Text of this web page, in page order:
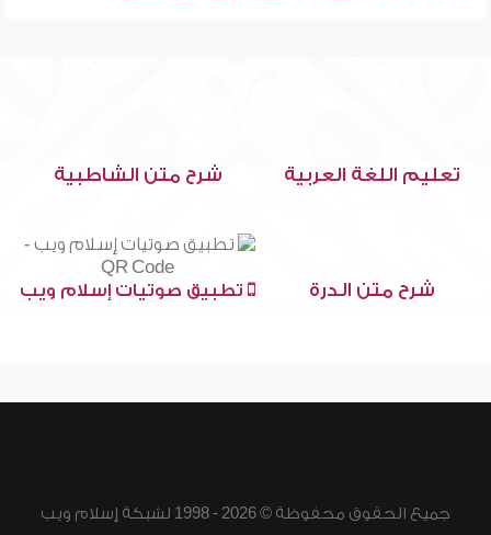
تعليم اللغة العربية شرح متن الشاطبية
شرح متن الدرة تطبيق صوتيات إسلام ويب
جميع الحقوق محفوظة © 2026 - 1998 لشبكة إسلام ويب